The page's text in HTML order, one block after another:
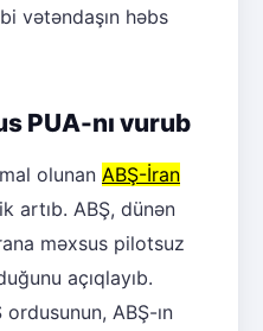
vətəndaşın həbs
PUA-nı vurub
olunan ABŞ-İran
artıb. ABŞ, dünən
məxsus pilotsuz
açıqlayıb.
ABŞ-ın